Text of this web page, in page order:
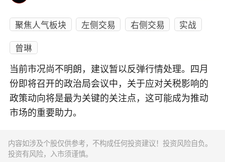
聚焦人气板块 左侧交易 右侧交易
实战
曾琳
当前市况尚不明朗，建议暂以反弹行情处理。四月
份即将召开的政治局会议中，关于应对关税影响的
政策动向将是最为关键的关注点，这可能成为推动
市场的重要助力。
内容如涉及个股仅供参考，不构成任何投资建议！投资风险自负。
投资有风险，入市须谨慎。